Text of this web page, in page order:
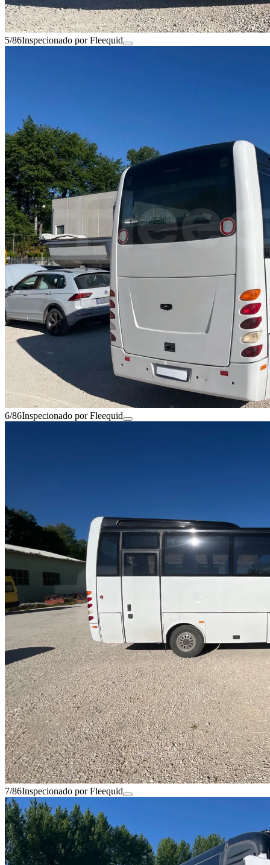
5/86Inspecionado por Fleequid
6/86Inspecionado por Fleequid
7/86Inspecionado por Fleequid